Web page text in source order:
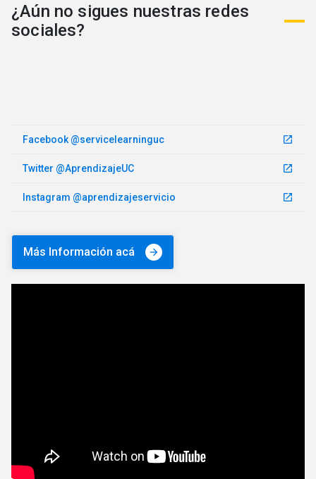
¿Aún no sigues nuestras redes
sociales?
Facebook @servicelearninguc launch
Twitter @AprendizajeUC launch
Instagram @aprendizajeservicio launch
Más Información acá arrow_forward